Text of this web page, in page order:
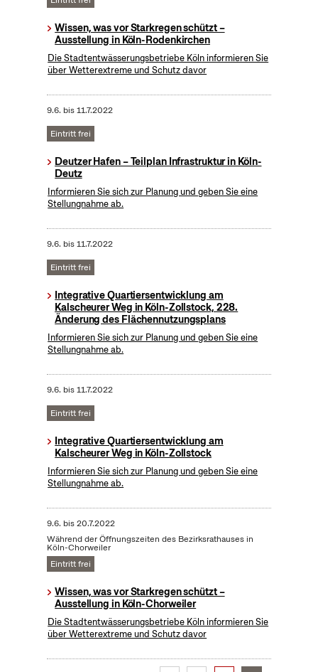
Wissen, was vor Starkregen schützt –
Ausstellung in Köln-Rodenkirchen
Die Stadtentwässerungsbetriebe Köln informieren Sie
über Wetterextreme und Schutz davor
9.6. bis11.7.2022
Eintritt frei
Deutzer Hafen – Teilplan Infrastruktur in Köln-
Deutz
Informieren Sie sich zur Planung und geben Sie eine
Stellungnahme ab.
9.6. bis11.7.2022
Eintritt frei
Integrative Quartiersentwicklung am
Kalscheurer Weg in Köln-Zollstock, 228.
Änderung des Flächennutzungsplans
Informieren Sie sich zur Planung und geben Sie eine
Stellungnahme ab.
9.6. bis11.7.2022
Eintritt frei
Integrative Quartiersentwicklung am
Kalscheurer Weg in Köln-Zollstock
Informieren Sie sich zur Planung und geben Sie eine
Stellungnahme ab.
9.6. bis20.7.2022
Während der Öffnungszeiten des Bezirksrathauses in
Köln-Chorweiler
Eintritt frei
Wissen, was vor Starkregen schützt –
Ausstellung in Köln-Chorweiler
Die Stadtentwässerungsbetriebe Köln informieren Sie
über Wetterextreme und Schutz davor